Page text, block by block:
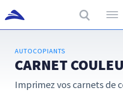
AUTOCOPIANTS
CARNET
Imprimez vos carnets de